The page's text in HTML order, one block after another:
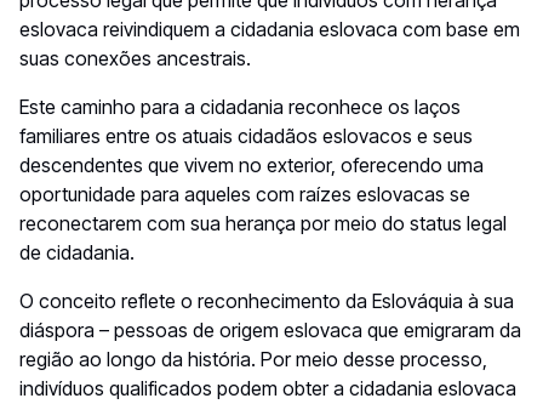
eslovaca reivindiquem a cidadania eslovaca com base em
suas conexões ancestrais.
Este caminho para a cidadania reconhece os laços
familiares entre os atuais cidadãos eslovacos e seus
descendentes que vivem no exterior, oferecendo uma
oportunidade para aqueles com raízes eslovacas se
reconectarem com sua herança por meio do status legal
de cidadania.
O conceito reflete o reconhecimento da Eslováquia à sua
diáspora – pessoas de origem eslovaca que emigraram da
região ao longo da história. Por meio desse processo,
indivíduos qualificados podem obter a cidadania eslovaca